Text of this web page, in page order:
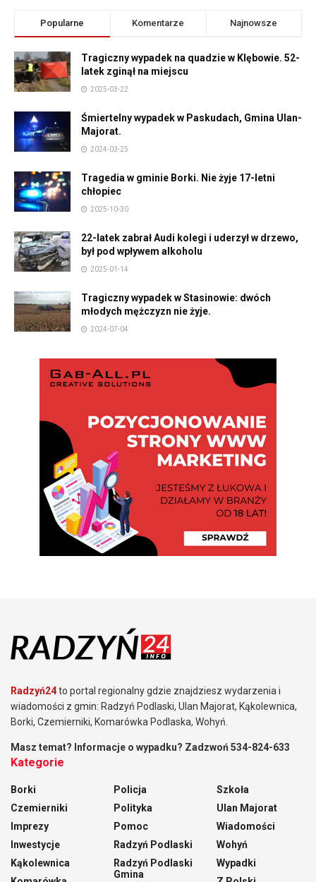
Popularne Komentarze Najnowsze
Tragiczny wypadek na quadzie w Klębowie. 52-
latek zginął na miejscu
2025-03-22
Śmiertelny wypadek w Paskudach, Gmina Ulan-
Majorat.
2024-03-25
Tragedia w gminie Borki. Nie żyje 17-letni
chłopiec
2025-10-30
22-latek zabrał Audi kolegi i uderzył w drzewo,
był pod wpływem alkoholu
2025-01-14
Tragiczny wypadek w Stasinowie: dwóch
młodych mężczyzn nie żyje.
2024-07-04
Radzyń24to portal regionalny gdzie znajdziesz wydarzenia i
wiadomości z gmin: Radzyń Podlaski, Ulan Majorat, Kąkolewnica,
Borki, Czemierniki, Komarówka Podlaska, Wohyń.
Masz temat? Informacje o wypadku? Zadzwoń 534-824-633
Kategorie
Borki
Czemierniki
Imprezy
Inwestycje
Kąkolewnica
Policja
Polityka
Pomoc
Radzyń Podlaski
Radzyń Podlaski
Gmina
Szkoła
Ulan Majorat
Wiadomości
Wohyń
Wypadki